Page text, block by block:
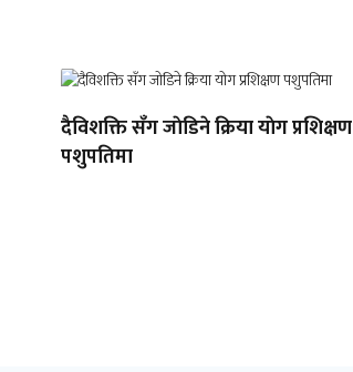
दैविशक्ति सँग जाेडिने क्रिया याेग प्रशिक्षण
पशुपतिमा